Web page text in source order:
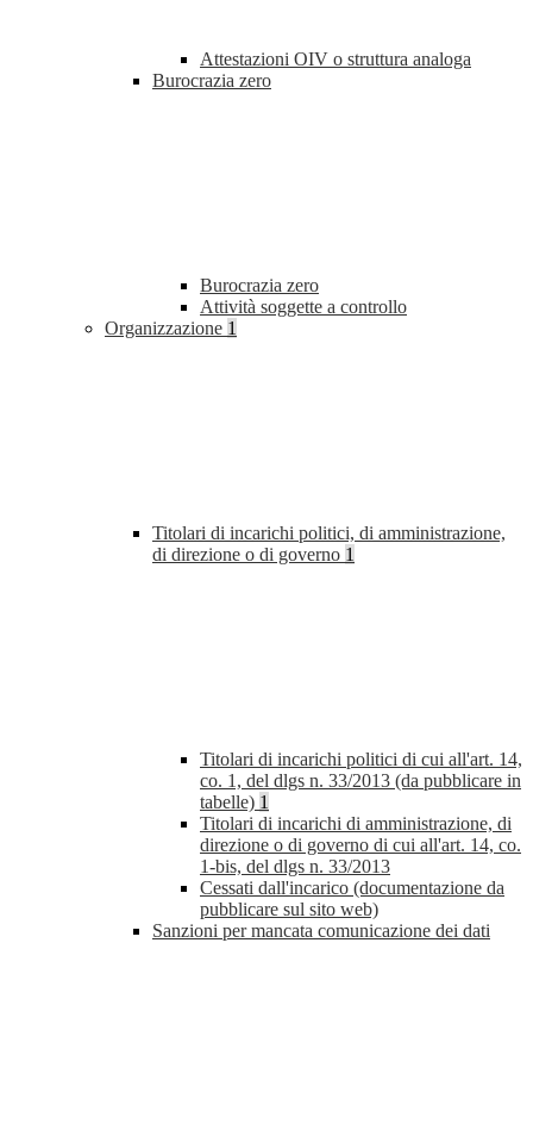
Attestazioni OIV o struttura analoga
Burocrazia zero
Burocrazia zero
Attività soggette a controllo
Organizzazione 1
Titolari di incarichi politici, di amministrazione,
di direzione o di governo 1
Titolari di incarichi politici di cui all'art. 14,
co. 1, del dlgs n. 33/2013 (da pubblicare in
tabelle) 1
Titolari di incarichi di amministrazione, di
direzione o di governo di cui all'art. 14, co.
1-bis, del dlgs n. 33/2013
Cessati dall'incarico (documentazione da
pubblicare sul sito web)
Sanzioni per mancata comunicazione dei dati